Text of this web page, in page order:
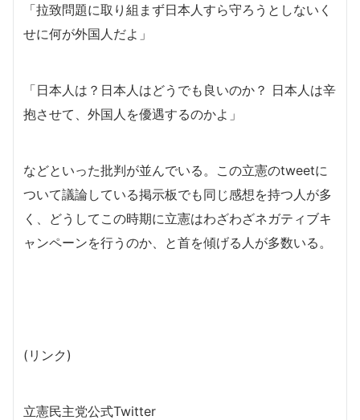
「拉致問題に取り組まず日本人すら守ろうとしないく
せに何が外国人だよ」
「日本人は？日本人はどうでも良いのか？ 日本人は辛
抱させて、外国人を優遇するのかよ」
などといった批判が並んでいる。この立憲のtweetに
ついて議論している掲示板でも同じ感想を持つ人が多
く、どうしてこの時期に立憲はわざわざネガティブキ
ャンペーンを行うのか、と首を傾げる人が多数いる。
(リンク)
立憲民主党公式Twitter